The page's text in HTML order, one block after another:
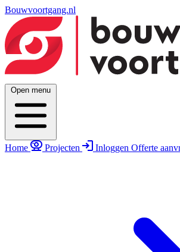
Bouwvoortgang.nl
Open menu
Home Projecten Inloggen Offerte